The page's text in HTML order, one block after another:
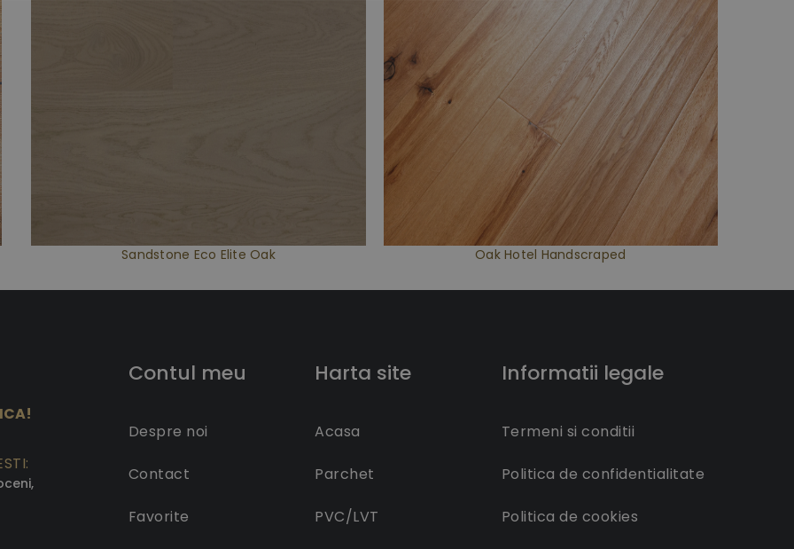
Sandstone Eco Elite Oak Oak Hotel Handscraped
Contul meu
Despre noi
Contact
Favorite
Harta site
Acasa
Parchet
PVC/LVT
Informatii legale
Termeni si conditii
Politica de confidentialitate
Politica de cookies